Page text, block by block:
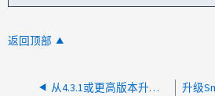
返回顶部
从4.3.1或更高版本升级SCF无法 正确运行服务